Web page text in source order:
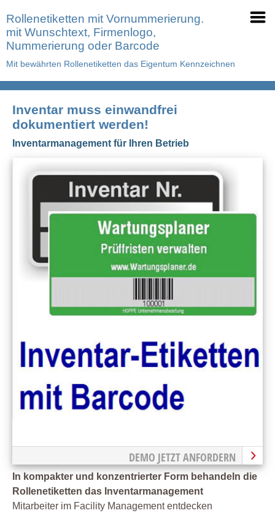
Rollenetiketten mit Vornummerierung.
mit Wunschtext, Firmenlogo,
Nummerierung oder Barcode
Mit bewährten Rollenetiketten das Eigentum Kennzeichnen
Inventar muss einwandfrei
dokumentiert werden!
Inventarmanagement für Ihren Betrieb
DEMO JETZT ANFORDERN
In kompakter und konzentrierter Form behandeln die
Rollenetiketten das Inventarmanagement
Mitarbeiter im Facility Management entdecken